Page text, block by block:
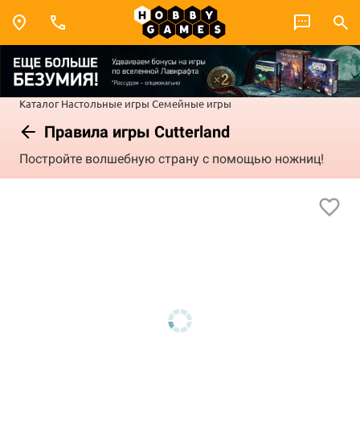
Каталог Настольные игры Семейные игры
Правила игры Cutterland
Постройте волшебную страну с помощью ножниц!